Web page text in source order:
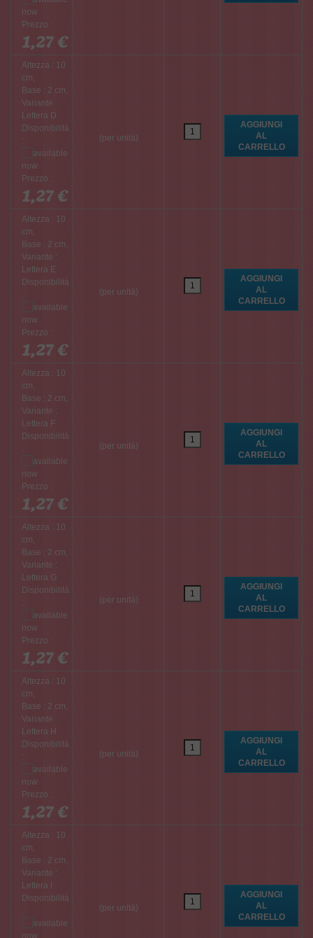
Prezzo :
1,27 €
Altezza : 10
cm,
Base : 2 cm,
Variante :
Lettera D
Disponibilità
:
Prezzo :
1,27 €
(per unità)
Altezza : 10
cm,
Base : 2 cm,
Variante :
Lettera E
Disponibilità
:
Prezzo :
1,27 €
(per unità)
Altezza : 10
cm,
Base : 2 cm,
Variante :
Lettera F
Disponibilità
:
Prezzo :
1,27 €
(per unità)
Altezza : 10
cm,
Base : 2 cm,
Variante :
Lettera G
Disponibilità
:
Prezzo :
1,27 €
(per unità)
Altezza : 10
cm,
Base : 2 cm,
Variante :
Lettera H
Disponibilità
:
Prezzo :
1,27 €
(per unità)
Altezza : 10
cm,
Base : 2 cm,
Variante :
Lettera I
Disponibilità
:
(per unità)